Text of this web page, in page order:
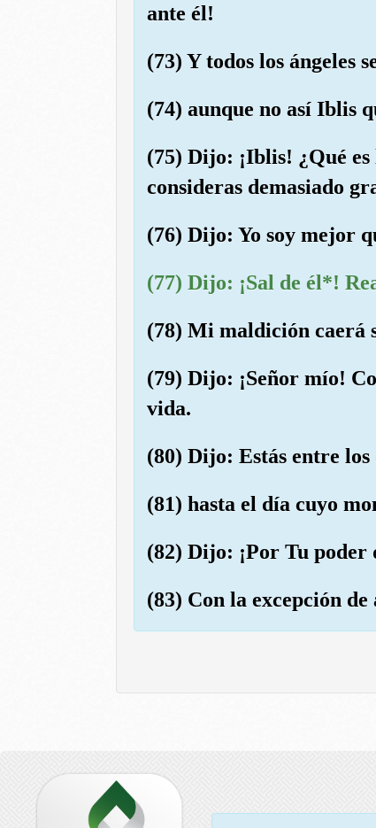
ante él!
(73) Y todos los ángeles
(74) aunque no así Iblis
(75) Dijo: ¡Iblis! ¿Qué
consideras demasiado
(76) Dijo: Yo soy mejor
(77) Dijo: ¡Sal de él*!
(78) Mi maldición caerá
(79) Dijo: ¡Señor mío!
vida.
(80) Dijo: Estás entre los
(81) hasta el día cuyo
(82) Dijo: ¡Por Tu poder
(83) Con la excepción de